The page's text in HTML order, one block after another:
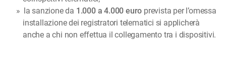
la sanzione da 1.000 a 4.000 euro prevista per l’omessa
installazione dei registratori telematici si applicherà
anche a chi non effettua il collegamento tra i dispositivi.